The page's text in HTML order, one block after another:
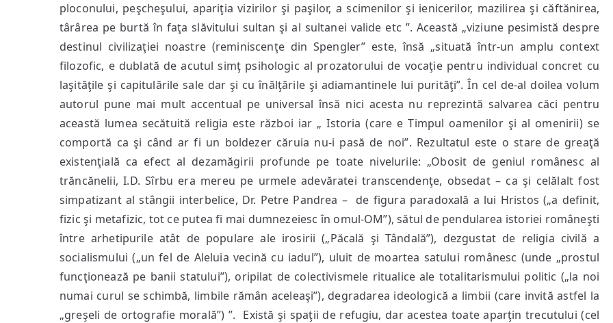
ploconului, peşcheşului, apariţia vizirilor şi paşilor, a scimenilor şi ienicerilor, mazilirea şi căftănirea,
târârea pe burtă în faţa slăvitului sultan şi al sultanei valide etc ”. Această „viziune pesimistă despre
destinul civilizaţiei noastre (reminiscenţe din Spengler” este, însă „situată într-un amplu context
filozofic, e dublată de acutul simţ psihologic al prozatorului de vocaţie pentru individual concret cu
laşităţile şi capitulările sale dar şi cu înălţările şi adiamantinele lui purităţi”. În cel de-al doilea volum
autorul pune mai mult accentual pe universal însă nici acesta nu reprezintă salvarea căci pentru
această lumea secătuită religia este război iar „ Istoria (care e Timpul oamenilor şi al omenirii) se
comportă ca şi când ar fi un boldezer căruia nu-i pasă de noi”. Rezultatul este o stare de greaţă
existenţială ca efect al dezamăgirii profunde pe toate nivelurile: „Obosit de geniul românesc al
trăncănelii, I.D. Sîrbu era mereu pe urmele adevăratei transcendenţe, obsedat – ca şi celălalt fost
simpatizant al stângii interbelice, Dr. Petre Pandrea – de figura paradoxală a lui Hristos („a definit,
fizic şi metafizic, tot ce putea fi mai dumnezeiesc în omul-OM”), sătul de pendularea istoriei româneşti
între arhetipurile atât de populare ale irosirii („Păcală şi Tândală”), dezgustat de religia civilă a
socialismului („un fel de Aleluia vecină cu iadul”), uluit de moartea satului românesc (unde „prostul
funcţionează pe banii statului”), oripilat de colectivismele ritualice ale totalitarismului politic („la noi
numai curul se schimbă, limbile rămân aceleaşi”), degradarea ideologică a limbii (care invită astfel la
„greşeli de ortografie morală”) ”. Există şi spaţii de refugiu, dar acestea toate aparţin trecutului (cel